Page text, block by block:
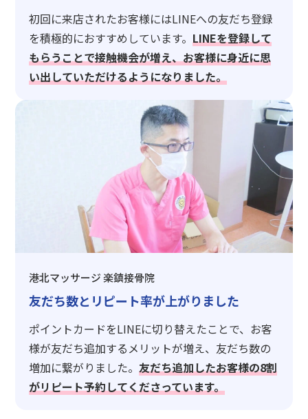
初回に来店されたお客様にはLINEへの友だち登録
を積極的におすすめしています。 LINEを登録して
もらうことで接触機会が増え、お客様に身近に思
い出していただけるようになりました。
港北マッサージ 楽鎮接骨院
友だち数とリピート率が上がりました
ポイントカードをLINEに切り替えたことで、お客
様が友だち追加するメリットが増え、友だち数の
増加に繋がりました。友だち追加したお客様の8割
がリピート予約してくださっています。